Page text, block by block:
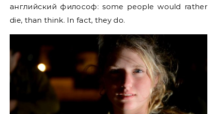
английский философ: some people would rather
die, than think. In fact, they do.